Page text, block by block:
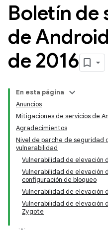
Boletín de
de
de 2016
En esta página
Anuncios
Mitigaciones de servicios de
Agradecimientos
Nivel de parche de seguridad
vulnerabilidad
Vulnerabilidad de elevación
Vulnerabilidad de elevación
configuración de bloqueo
Vulnerabilidad de elevación
Vulnerabilidad de elevación
Zygote